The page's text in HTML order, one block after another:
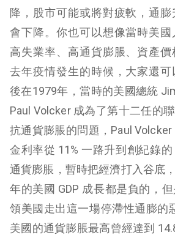
降，股市可能或將對疲軟，通
會下降。你也可以想像當時美國
高失業率、高通貨膨脹、資產
去年疫情發生的時候，大家還
後在1979年，當時的美國總統
Paul Volcker 成為了第十二任的
抗通貨膨脹的問題，Paul
金利率從 11% 一路升到創紀錄
通貨膨脹，暫時把經濟打入谷底
年的美國 GDP 成長都是負的，
領美國走出這一場停滯性通膨的
美國的通貨膨脹最高曾經達到